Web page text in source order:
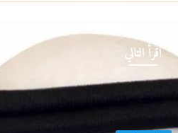
أقرأ التالي